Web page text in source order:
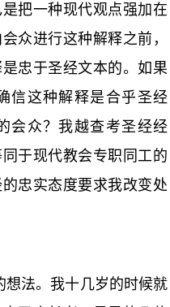
把一种现代观点强加在
众进行这种解释之前，
忠于圣经文本的。如果
信这种解释是合乎圣经
会众？我越查考圣经经
于现代教会专职同工的
忠实态度要求我改变处
想法。我十几岁的时候就